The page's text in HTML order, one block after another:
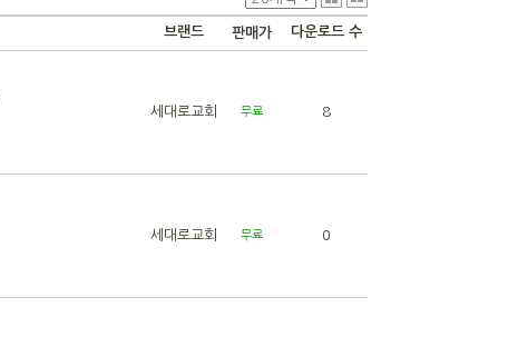
브랜드 판매가 다운로드 수
세대로교회 무료 8
세대로교회 무료 0